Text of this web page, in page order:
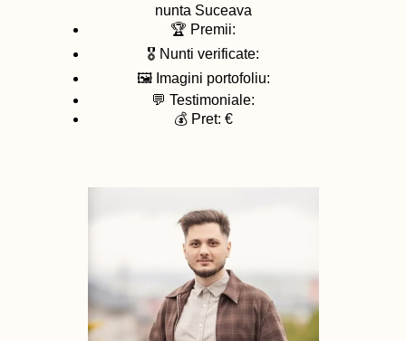
nunta Suceava
🏆 Premii:
🎖️ Nunti verificate:
🖼️ Imagini portofoliu:
💬 Testimoniale:
💰 Pret: €